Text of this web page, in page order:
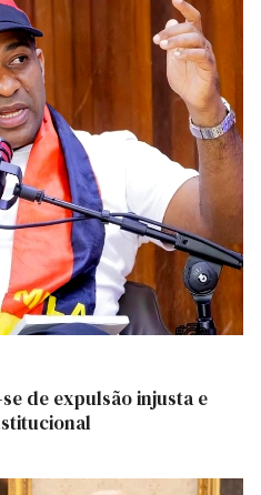
de expulsão injusta e